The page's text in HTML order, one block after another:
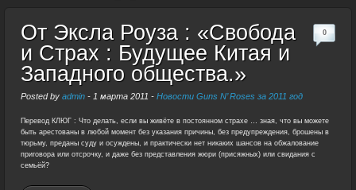
От Эксла Роуза : «Свобода
и Страх : Будущее Китая и
Западного общества.»
Posted by admin - 1 марта 2011 - Новости Guns N’ Roses за 2011 год
0
Перевод КЛЮГ : Что делать, если вы живёте в постоянном страхе … зная, что вы можете
быть арестованы в любой момент без указания причины, без предупреждения, брошены в
тюрьму, преданы суду и осуждены, и практически нет никаких шансов на обжалование
приговора или отсрочку, и даже без представления жюри (присяжных) или свидания с
семьёй?